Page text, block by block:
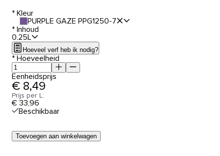
* Kleur
PURPLE GAZE PPG1250-7
* Inhoud
0.25L
Hoeveel verf heb ik nodig?
* Hoeveelheid
Eenheidsprijs
€ 8,49
Prijs per L:
€ 33,96
Beschikbaar
Toevoegen aan winkelwagen